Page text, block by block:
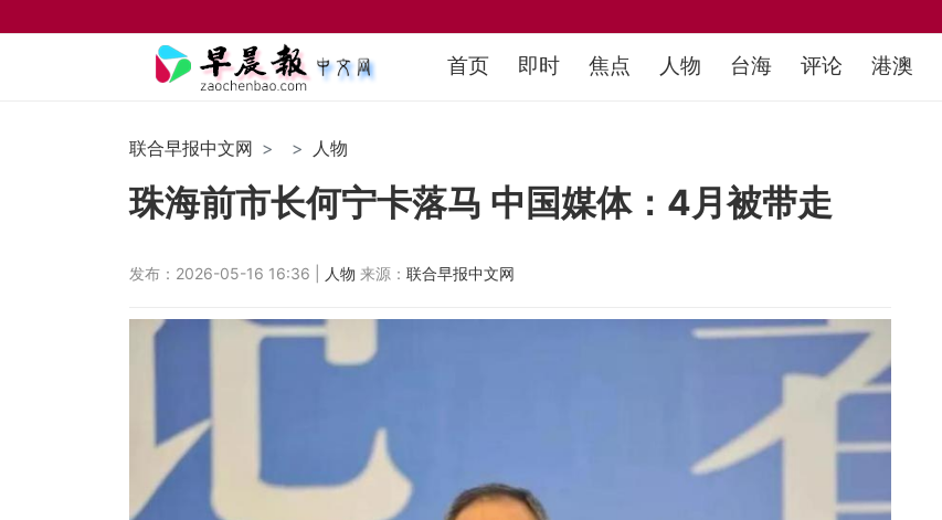
首页 即时 焦点 人物 台海 评论 港澳
联合早报中文网 人物
珠海前市长何宁卡落马 中国媒体：4月被带走
发布：2026-05-16 16:36 | 人物 来源： 联合早报中文网